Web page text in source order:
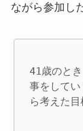
ながら参加し
41歳のと
事をして
ら考えた目